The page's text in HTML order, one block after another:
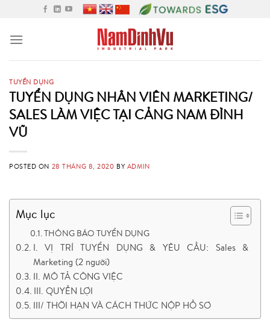
content
TUYỂN DỤNG
TUYỂN DỤNG NHÂN VIÊN MARKETING/
SALES LÀM VIỆC TẠI CẢNG NAM ĐÌNH
VŨ
POSTED ON 28 THÁNG 8, 2020 BY ADMIN
Mục lục
THÔNG BÁO TUYỂN DỤNG
I. VỊ TRÍ TUYỂN DỤNG & YÊU CẦU: Sales &
Marketing (2 người)
II. MÔ TẢ CÔNG VIỆC
III. QUYỀN LỢI
III/ THỜI HẠN VÀ CÁCH THỨC NỘP HỒ SƠ